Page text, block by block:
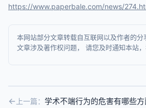
https://www.paperbale.com/news/
本网站部分文章转载自互联网以及作者的分
文章涉及著作权问题， 请您及时通知本站，
上一篇： 学术不端行为的危害有哪些方